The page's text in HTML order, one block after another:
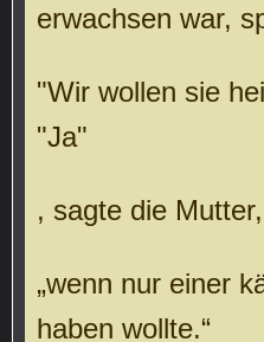
erwachsen war,
"Wir wollen sie
"Ja"
, sagte die Mutter,
„wenn nur einer
haben wollte.“